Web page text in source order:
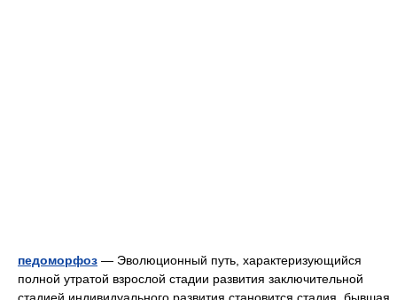
педоморфоз — Эволюционный путь, характеризующийся
полной утратой взрослой стадии развития заключительной